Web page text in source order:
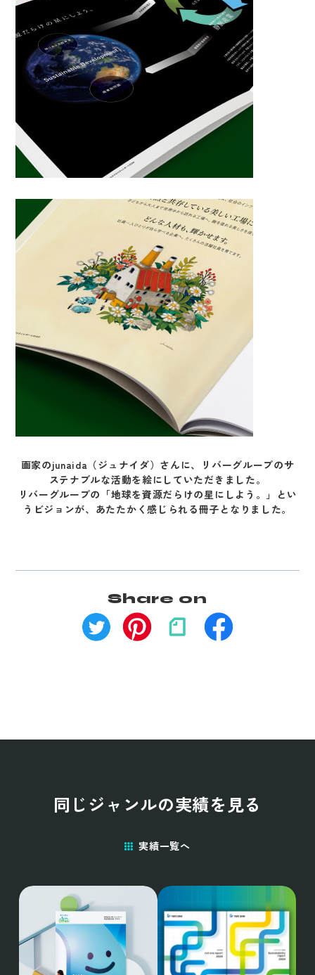
画家のjunaida（ジュナイダ）さんに、リバーグループのサ
ステナブルな活動を絵にしていただきました。
リバーグループの「地球を資源だらけの星にしよう。」とい
うビジョンが、あたたかく感じられる冊子となりました。
Share on
同じジャンルの実績を見る
実績一覧へ